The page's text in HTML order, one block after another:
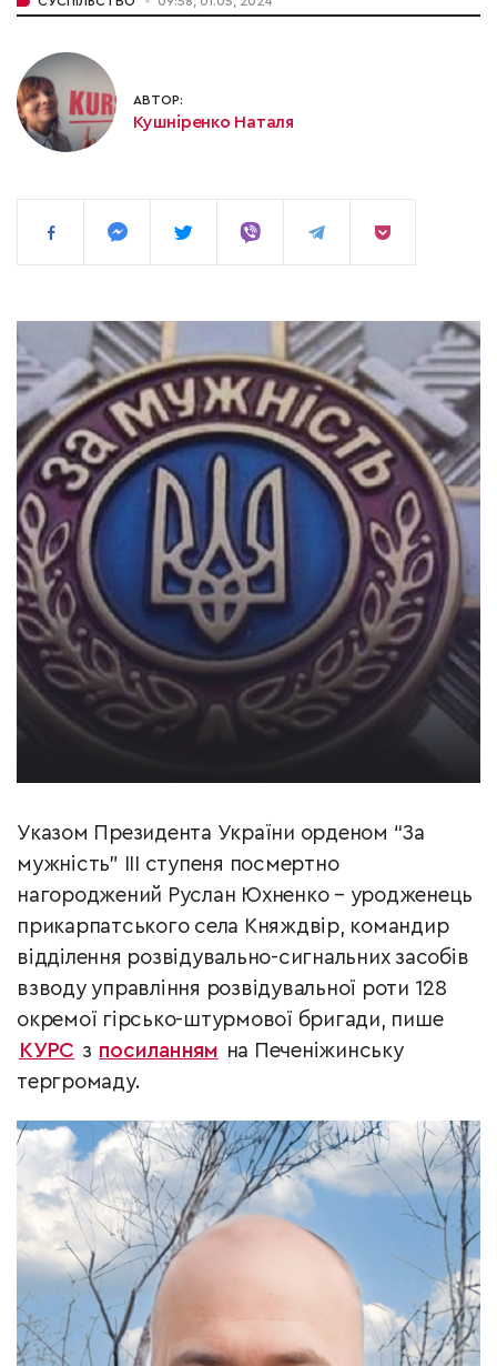
АВТОР:
Кушніренко Наталя
Указом Президента України орденом “За
мужність” ІІІ ступеня посмертно
нагороджений Руслан Юхненко – уродженець
прикарпатського села Княждвір, командир
відділення розвідувально-сигнальних засобів
взводу управління розвідувальної роти 128
окремої гірсько-штурмової бригади, пише
КУРС з посиланням на Печеніжинську
тергромаду.